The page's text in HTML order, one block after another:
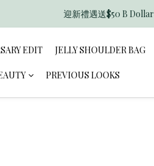
香港訂單滿$600免運費
迎新禮遇送$50 B Dollar
EDIT JELLY SHOULDER BAG
PREVIOUS LOOKS